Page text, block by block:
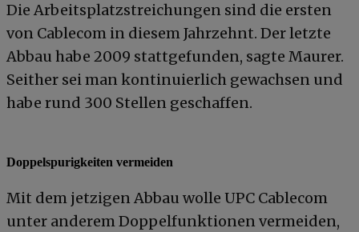
Die Arbeitsplatzstreichungen sind die ersten
von Cablecom in diesem Jahrzehnt. Der letzte
Abbau habe 2009 stattgefunden, sagte Maurer.
Seither sei man kontinuierlich gewachsen und
habe rund 300 Stellen geschaffen.
Doppelspurigkeiten vermeiden
Mit dem jetzigen Abbau wolle UPC Cablecom
unter anderem Doppelfunktionen vermeiden,